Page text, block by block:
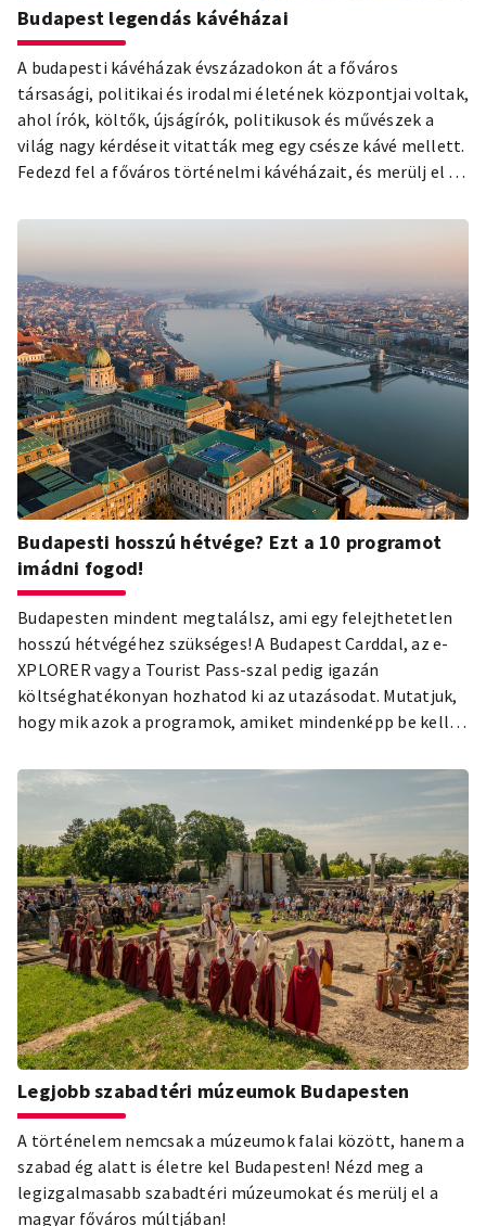
Budapest legendás kávéházai
A budapesti kávéházak évszázadokon át a főváros
társasági, politikai és irodalmi életének központjai voltak,
ahol írók, költők, újságírók, politikusok és művészek a
világ nagy kérdéseit vitatták meg egy csésze kávé mellett.
Fedezd fel a főváros történelmi kávéházait, és merülj el a
Budapesti hosszú hétvége? Ezt a 10 programot
imádni fogod!
Budapesten mindent megtalálsz, ami egy felejthetetlen
hosszú hétvégéhez szükséges! A Budapest Carddal, az e-
XPLORER vagy a Tourist Pass-szal pedig igazán
költséghatékonyan hozhatod ki az utazásodat. Mutatjuk,
hogy mik azok a programok, amiket mindenképp be kell
Legjobb szabadtéri múzeumok Budapesten
A történelem nemcsak a múzeumok falai között, hanem a
szabad ég alatt is életre kel Budapesten! Nézd meg a
legizgalmasabb szabadtéri múzeumokat és merülj el a
magyar főváros múltjában!